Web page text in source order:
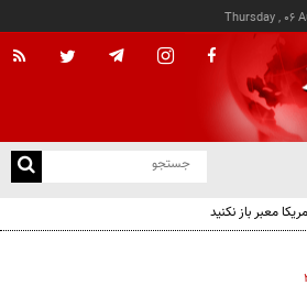
Thursday , 06
معبر باز نکنید